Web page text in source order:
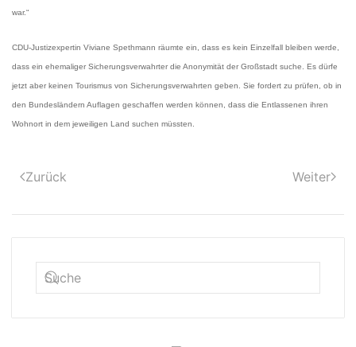
war.“
CDU-Justizexpertin Viviane Spethmann räumte ein, dass es kein Einzelfall bleiben werde,
dass ein ehemaliger Sicherungsverwahrter die Anonymität der Großstadt suche. Es dürfe
jetzt aber keinen Tourismus von Sicherungsverwahrten geben. Sie fordert zu prüfen, ob in
den Bundesländern Auflagen geschaffen werden können, dass die Entlassenen ihren
Wohnort in dem jeweiligen Land suchen müssten.
Zurück Weiter